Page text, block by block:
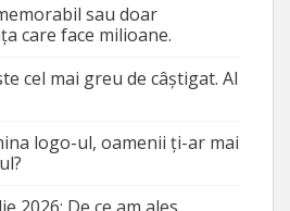
sau doar
care face milioane.
cel mai greu de câștigat. Al
logo-ul, oamenii ți-ar mai